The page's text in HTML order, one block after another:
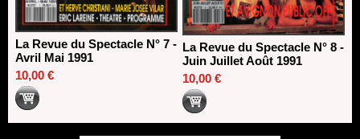
La Revue du Spectacle N° 7 -
Avril Mai 1991
10,00 €
La Revue du Spectacle N° 8 -
Juin Juillet Août 1991
10,00 €